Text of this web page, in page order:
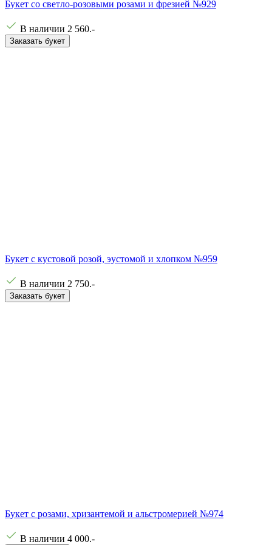
Букет со светло-розовыми розами и фрезией №929
В наличии 2 560.-
Заказать букет
Букет с кустовой розой, эустомой и хлопком №959
В наличии 2 750.-
Заказать букет
Букет с розами, хризантемой и альстромерией №974
В наличии 4 000.-